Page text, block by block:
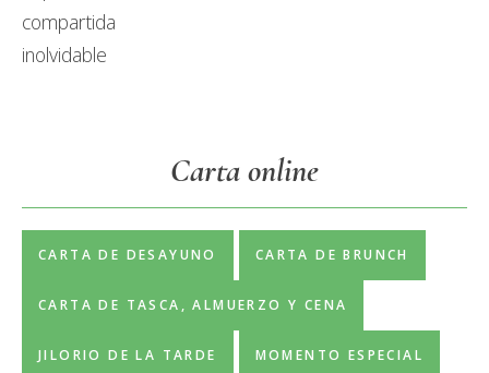
Carta online
CARTA DE DESAYUNO CARTA DE BRUNCH
CARTA DE TASCA, ALMUERZO Y CENA
JILORIO DE LA TARDE MOMENTO ESPECIAL